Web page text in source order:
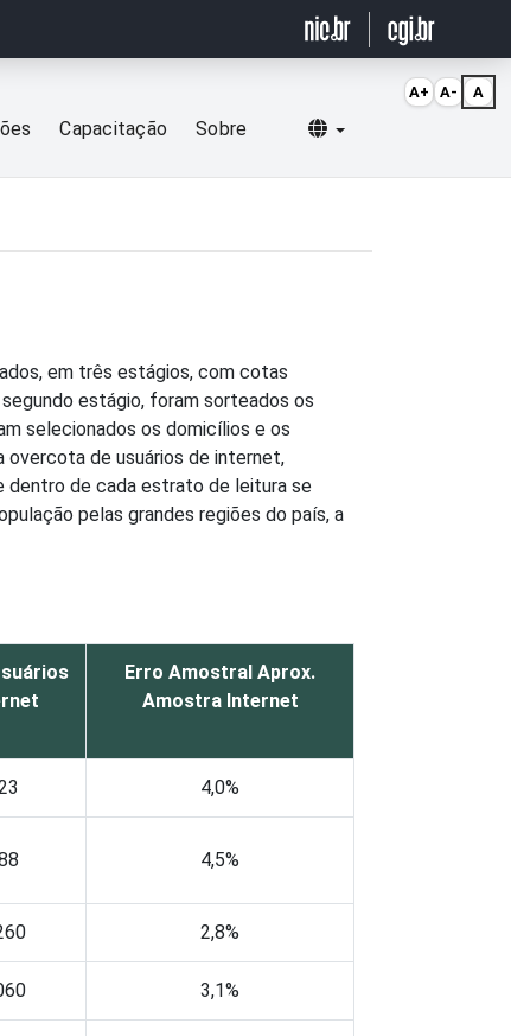
Capacitação Sobre Selecionar idioma
em três estágios, com cotas
estágio, foram sorteados os
selecionados os domicílios e os
overcota de usuários de internet,
dentro de cada estrato de leitura se
pelas grandes regiões do país, a
Erro Amostral Aprox.
Amostra Internet
4,0%
4,5%
2,8%
3,1%
A+ A- A